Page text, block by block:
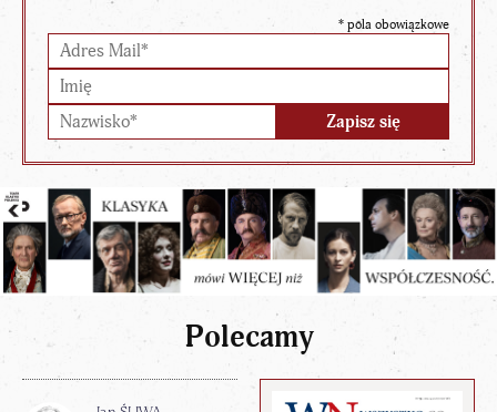
* pola obowiązkowe
Polecamy